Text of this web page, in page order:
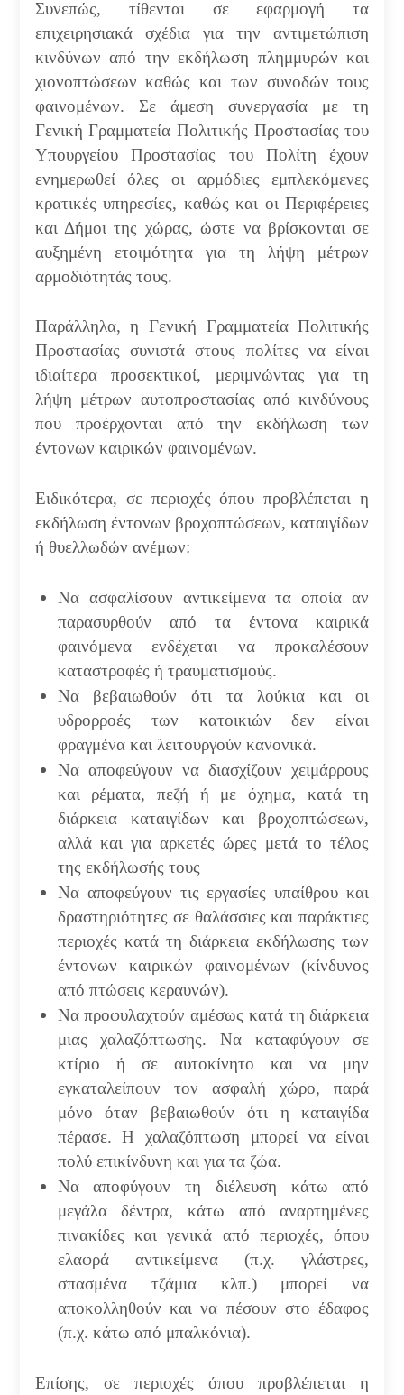
Συνεπώς, τίθενται σε εφαρμογή τα
επιχειρησιακά σχέδια για την αντιμετώπιση
κινδύνων από την εκδήλωση πλημμυρών και
χιονοπτώσεων καθώς και των συνοδών τους
φαινομένων. Σε άμεση συνεργασία με τη
Γενική Γραμματεία Πολιτικής Προστασίας του
Υπουργείου Προστασίας του Πολίτη έχουν
ενημερωθεί όλες οι αρμόδιες εμπλεκόμενες
κρατικές υπηρεσίες, καθώς και οι Περιφέρειες
και Δήμοι της χώρας, ώστε να βρίσκονται σε
αυξημένη ετοιμότητα για τη λήψη μέτρων
αρμοδιότητάς τους.
Παράλληλα, η Γενική Γραμματεία Πολιτικής
Προστασίας συνιστά στους πολίτες να είναι
ιδιαίτερα προσεκτικοί, μεριμνώντας για τη
λήψη μέτρων αυτοπροστασίας από κινδύνους
που προέρχονται από την εκδήλωση των
έντονων καιρικών φαινομένων.
Ειδικότερα, σε περιοχές όπου προβλέπεται η
εκδήλωση έντονων βροχοπτώσεων, καταιγίδων
ή θυελλωδών ανέμων:
Να ασφαλίσουν αντικείμενα τα οποία αν
παρασυρθούν από τα έντονα καιρικά
φαινόμενα ενδέχεται να προκαλέσουν
καταστροφές ή τραυματισμούς.
Να βεβαιωθούν ότι τα λούκια και οι
υδρορροές των κατοικιών δεν είναι
φραγμένα και λειτουργούν κανονικά.
Να αποφεύγουν να διασχίζουν χειμάρρους
και ρέματα, πεζή ή με όχημα, κατά τη
διάρκεια καταιγίδων και βροχοπτώσεων,
αλλά και για αρκετές ώρες μετά το τέλος
της εκδήλωσής τους
Να αποφεύγουν τις εργασίες υπαίθρου και
δραστηριότητες σε θαλάσσιες και παράκτιες
περιοχές κατά τη διάρκεια εκδήλωσης των
έντονων καιρικών φαινομένων (κίνδυνος
από πτώσεις κεραυνών).
Να προφυλαχτούν αμέσως κατά τη διάρκεια
μιας χαλαζόπτωσης. Να καταφύγουν σε
κτίριο ή σε αυτοκίνητο και να μην
εγκαταλείπουν τον ασφαλή χώρο, παρά
μόνο όταν βεβαιωθούν ότι η καταιγίδα
πέρασε. Η χαλαζόπτωση μπορεί να είναι
πολύ επικίνδυνη και για τα ζώα.
Να αποφύγουν τη διέλευση κάτω από
μεγάλα δέντρα, κάτω από αναρτημένες
πινακίδες και γενικά από περιοχές, όπου
ελαφρά αντικείμενα (π.χ. γλάστρες,
σπασμένα τζάμια κλπ.) μπορεί να
αποκολληθούν και να πέσουν στο έδαφος
(π.χ. κάτω από μπαλκόνια).
Επίσης, σε περιοχές όπου προβλέπεται η